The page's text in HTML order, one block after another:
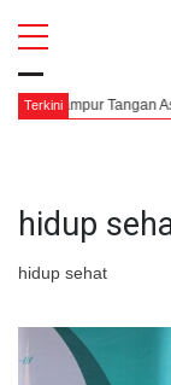
TerkiniTangan Asing
hidup
hidup sehat
All